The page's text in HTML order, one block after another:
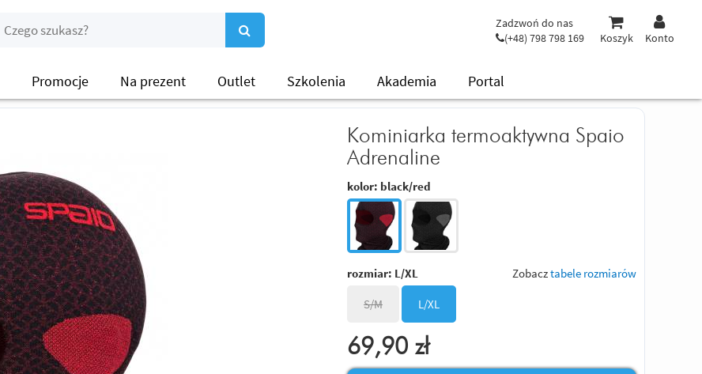
Zadzwoń do nas
(+48) 798 798 169
Koszyk Konto
Promocje Na prezent Outlet Szkolenia Akademia Portal
Kominiarka termoaktywna Spaio
Adrenaline
kolor: black/red
rozmiar: L/XL Zobacztabele rozmiarów
S/M L/XL
69,90 zł